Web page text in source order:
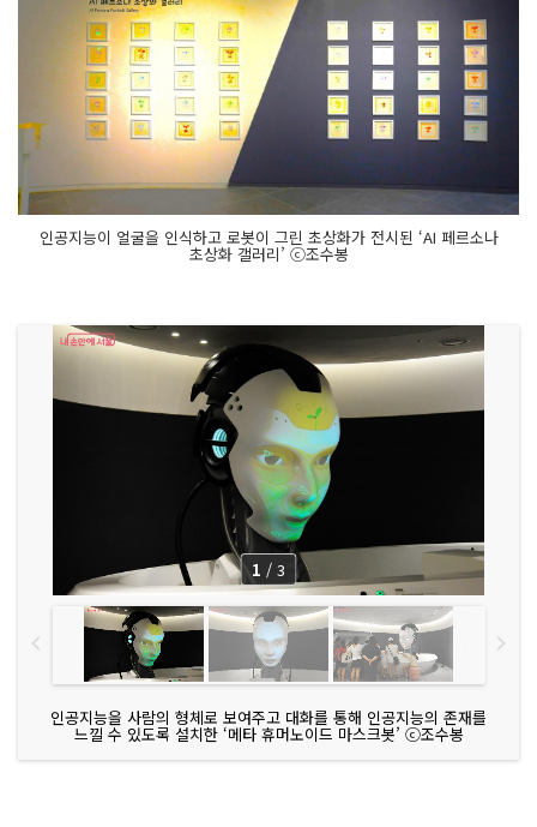
인공지능이 얼굴을 인식하고 로봇이 그린 초상화가 전시된 ‘AI 페르소나
초상화 갤러리’ ⓒ조수봉
인공지능을 사람의 형체로 보여주고 대화를 통해 인공지능의 존재를
느낄 수 있도록 설치한 ‘메타 휴머노이드 마스크봇’ ⓒ조수봉
1 / 3